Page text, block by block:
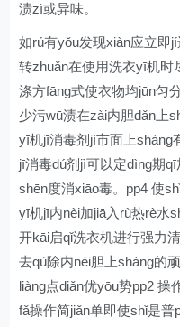
渍zì或异味。
如rú有yǒu发现xiàn应立即
转zhuǎn在使用洗衣yī机时
涤方fāng式使衣物均jūn匀
少污wū渍在zài内胆dǎn上
yī机jī消毒剂jì市面上shàng
jī消毒dú剂jì可以定dìng期
shēn度消xiāo毒。pp4 使
yī机jī内nèi加jiā入rù热rè水
开kāi启qǐ洗衣机进行强力
去qù除内nèi胆上shàng的
liàng点diǎn优yōu势pp2 操
fǎ操作简jiǎn单即使shǐ是